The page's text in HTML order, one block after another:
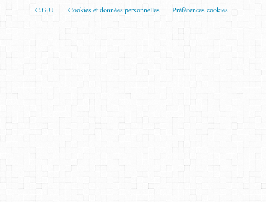
C.G.U.
Cookies et données personnelles Préférences cookies